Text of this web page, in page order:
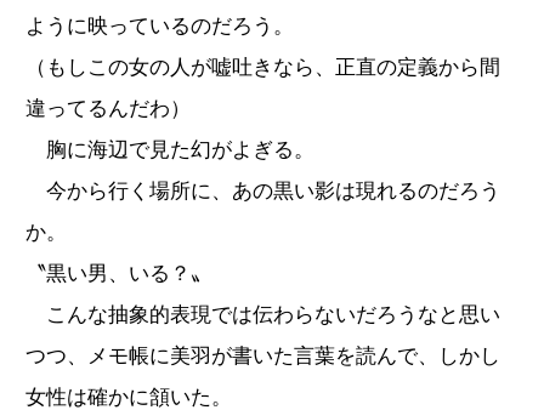
ように映っているのだろう。
（もしこの女の人が嘘吐きなら、正直の定義から間
違ってるんだわ）
胸に海辺で見た幻がよぎる。
今から行く場所に、あの黒い影は現れるのだろう
か。
〝黒い男、いる？〟
こんな抽象的表現では伝わらないだろうなと思い
つつ、メモ帳に美羽が書いた言葉を読んで、しかし
女性は確かに頷いた。